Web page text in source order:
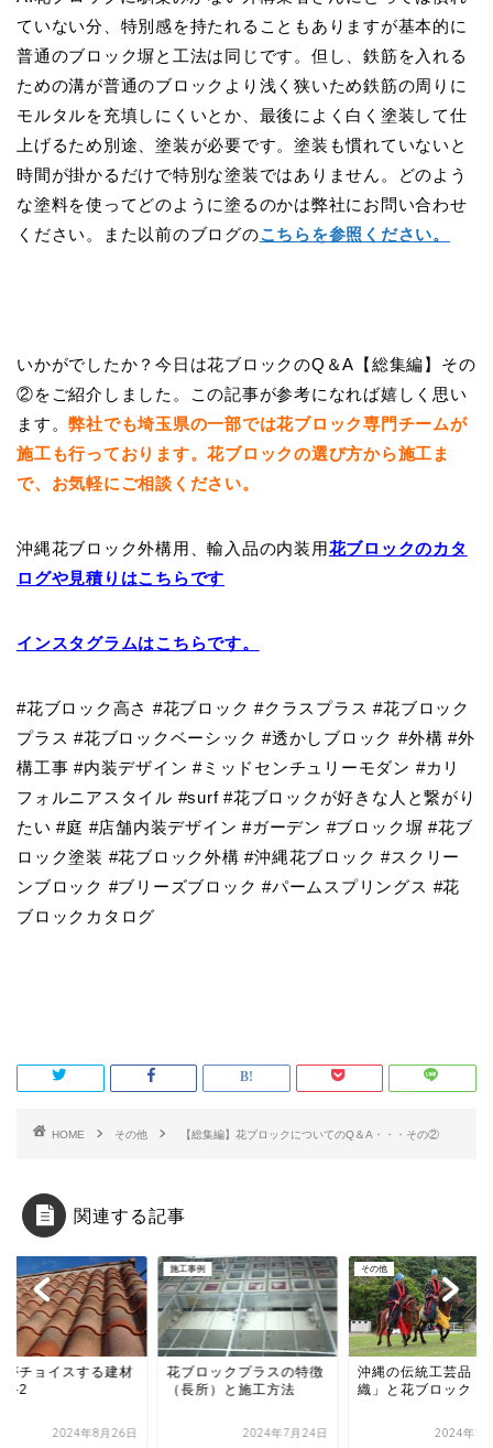
ていない分、特別感を持たれることもありますが基本的に
普通のブロック塀と工法は同じです。但し、鉄筋を入れる
ための溝が普通のブロックより浅く狭いため鉄筋の周りに
モルタルを充填しにくいとか、最後によく白く塗装して仕
上げるため別途、塗装が必要です。塗装も慣れていないと
時間が掛かるだけで特別な塗装ではありません。どのよう
な塗料を使ってどのように塗るのかは弊社にお問い合わせ
ください。また以前のブログのこちらを参照ください。
いかがでしたか？今日は花ブロックのQ＆A【総集編】その
②をご紹介しました。この記事が参考になれば嬉しく思い
ます。弊社でも埼玉県の一部では花ブロック専門チームが
施工も行っております。花ブロックの選び方から施工ま
で、お気軽にご相談ください。
沖縄花ブロック外構用、輸入品の内装用花ブロックのカタ
ログや見積りはこちらです
インスタグラムはこちらです。
#花ブロック高さ #花ブロック #クラスプラス #花ブロック
プラス #花ブロックベーシック #透かしブロック #外構 #外
構工事 #内装デザイン #ミッドセンチュリーモダン #カリ
フォルニアスタイル #surf #花ブロックが好きな人と繋がり
たい #庭 #店舗内装デザイン #ガーデン #ブロック塀 #花ブ
ロック塗装 #花ブロック外構 #沖縄花ブロック #スクリー
ンブロック #ブリーズブロック #パームスプリングス #花
ブロックカタログ
HOME その他 【総集編】花ブロックについてのQ＆A・・・その②
関連する記事
がチョイスする建材
2-2
2024年8月26日
施工事例
花ブロックプラスの特徴
（長所）と施工方法
2024年7月24日
その他
沖縄の伝統工芸品「
織」と花ブロック
2024年1